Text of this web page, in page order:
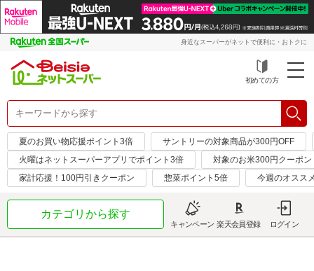
身近なスーパーがネットで便利に・おトクに
初めての方
夏のお買い物応援ポイント3倍
サントリーの対象商品が300円OFF
火曜はネットスーパーアプリでポイント3倍
対象のお米300円クーポン
家計応援！100円引きクーポン
惣菜ポイント5倍 今週のオスス
カテゴリから探す
キャンペーン 楽天会員登録 ログイン